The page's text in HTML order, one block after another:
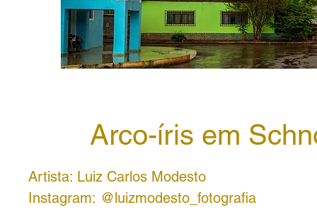
Arco-íris em
Artista: Luiz Carlos Modesto
Instagram: @luizmodesto_fotografia